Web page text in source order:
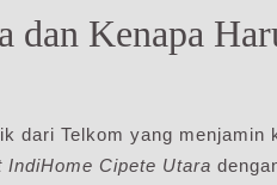
Kenapa
dari Telkom yang menjamin
IndiHome Cipete Utara